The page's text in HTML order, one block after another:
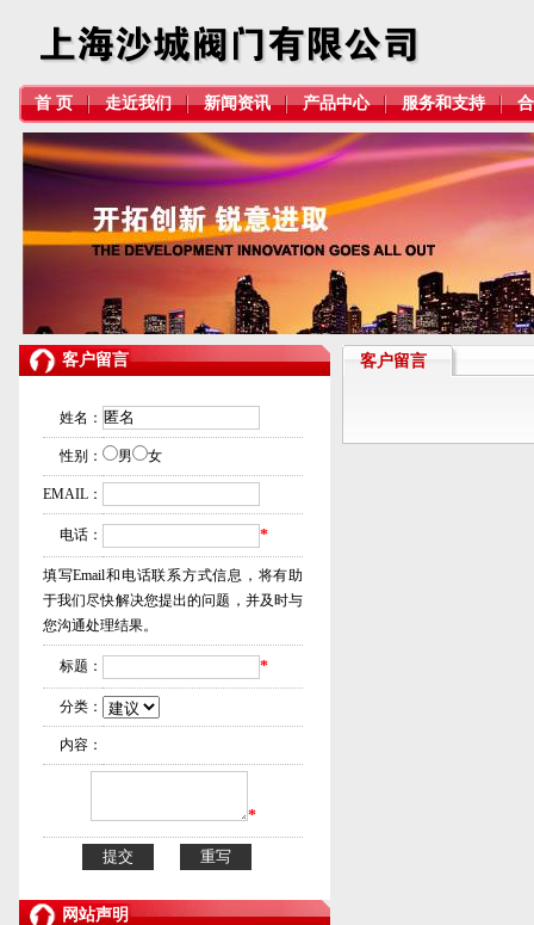
首 页 走近我们 新闻资讯 产品中心 服务和支持
客户留言
姓名：
性别： 男 女
EMAIL：
电话： *
填写Email和电话联系方式信息，将有助
于我们尽快解决您提出的问题，并及时与
您沟通处理结果。
标题： *
分类：
内容：
*
网站声明
客户留言